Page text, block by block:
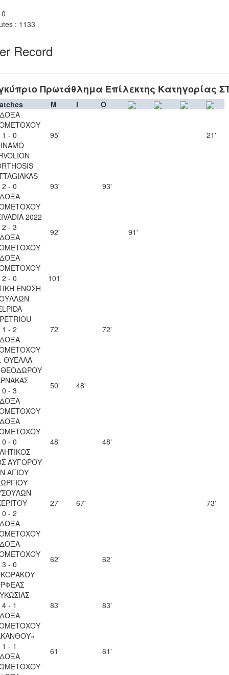
: 1133
Record
Πρωτάθλημα Επίλεκτης Κατηγορίας
M I
O
1 - 0
95' 21'
2 - 0
93' 93'
2022
2 - 3
92' 91'
2 - 0
ΕΝΩΣΗ
101'
1 - 2
72' 72'
ΘΥΕΛΛΑ
ΘΕΟΔΩΡΟΥ
0 - 3
50' 48'
0 - 0
ΑΥΓΟΡΟΥ
48' 48'
ΑΓΙΟΥ
0 - 2
27' 67' 73'
3 - 0
62' 62'
4 - 1
83' 83'
1 - 1
61' 61'